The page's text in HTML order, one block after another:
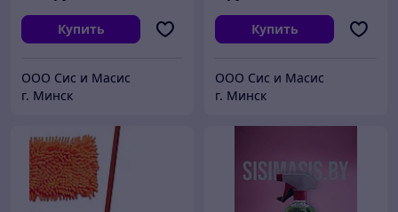
Купить
ООО Сис и Масис
г. Минск
Купить
ООО Сис и Масис
г. Минск